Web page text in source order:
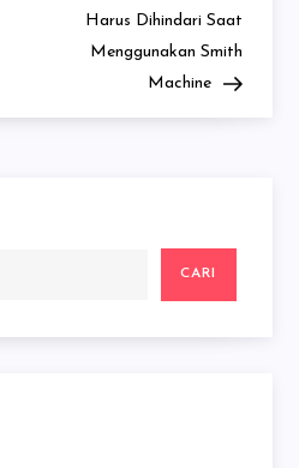
Harus Dihindari Saat
Menggunakan Smith
Machine
CARI